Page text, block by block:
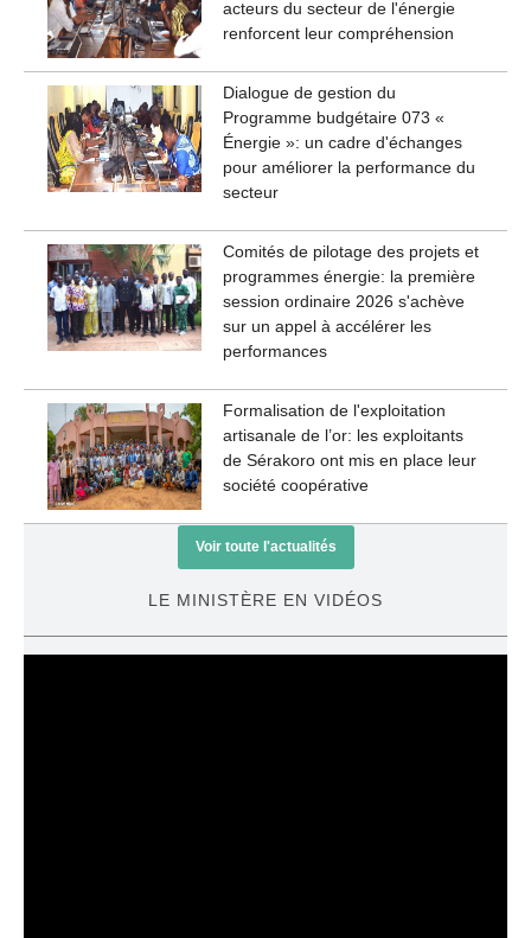
acteurs du secteur de l'énergie
renforcent leur compréhension
Dialogue de gestion du
Programme budgétaire 073 «
Énergie »: un cadre d'échanges
pour améliorer la performance du
secteur
Comités de pilotage des projets et
programmes énergie: la première
session ordinaire 2026 s'achève
sur un appel à accélérer les
performances
Formalisation de l'exploitation
artisanale de l’or: les exploitants
de Sérakoro ont mis en place leur
société coopérative
Voir toute l'actualités
LE MINISTÈRE EN VIDÉOS